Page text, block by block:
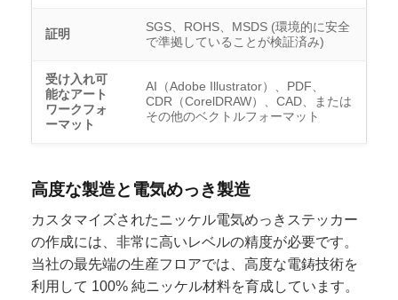
証明
SGS、ROHS、MSDS (環境的に安全
で準拠していることが検証済み)
受け入れ可
能なアート
ワークフォ
ーマット
AI（Adobe Illustrator）、PDF、
CDR（CorelDRAW）、CAD、または
その他のベクトルフォーマット
高度な製造と電気めっき製造
カスタマイズされたニッケル電気めっきステッカー
の作成には、非常に高いレベルの精度が必要です。
当社の最先端の生産フロアでは、高度な電鋳技術を
利用して 100% 純ニッケル材料を育成しています。